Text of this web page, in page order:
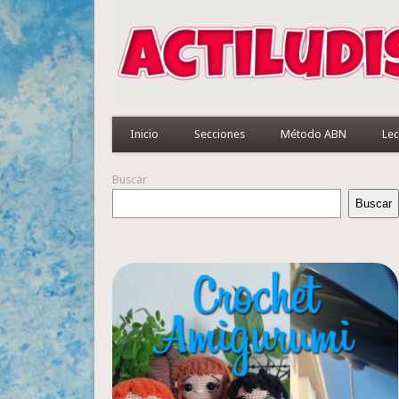
Inicio Secciones Método ABN
Buscar
Buscar